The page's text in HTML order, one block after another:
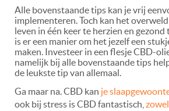
Alle bovenstaande tips kan je vrij
implementeren. Toch kan het
leven in één keer te herzien en
is er een manier om het jezelf een
maken. Investeer in een flesje CBD-
namelijk bij alle bovenstaande tips
de leukste tip van allemaal.
Ga maar na. CBD kan je
ook bij stress is CBD fantastisch,